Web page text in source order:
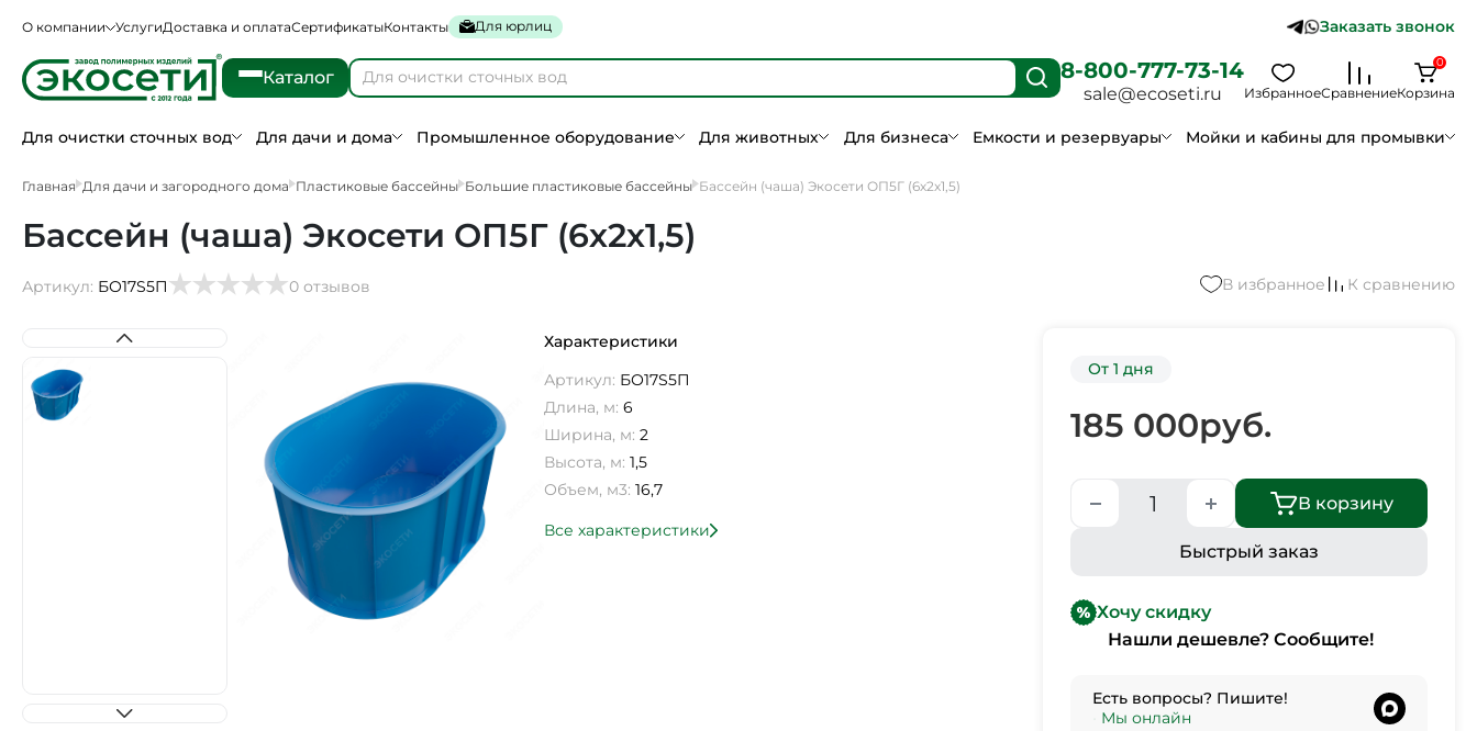
О компании УслугиДоставка и оплатаСертификатыКонтакты Для юрлиц Заказать звонок
Каталог 8-800-777-73-14
sale@ecoseti.ru ИзбранноеСравнениеКорзина
0
Для очистки сточных вод Для дачи и дома Промышленное оборудование Для животных Для бизнеса Емкости и резервуары Мойки и кабины для промывки
Главная Для дачи и загородного дома Пластиковые бассейны Большие пластиковые бассейны Бассейн (чаша) Экосети ОП5Г (6х2х1,5)
Бассейн (чаша) Экосети ОП5Г (6х2х1,5)
Артикул: БО17S5П 0 отзывов В избранное К сравнению
Характеристики
Артикул: БО17S5П
Длина, м: 6
Ширина, м: 2
Высота, м: 1,5
Объем, м3: 16,7
Все характеристики
От 1 дня
185 000руб.
В корзину
Быстрый заказ
Хочу скидку
Нашли дешевле? Сообщите!
Есть вопросы? Пишите!
Мы онлайн